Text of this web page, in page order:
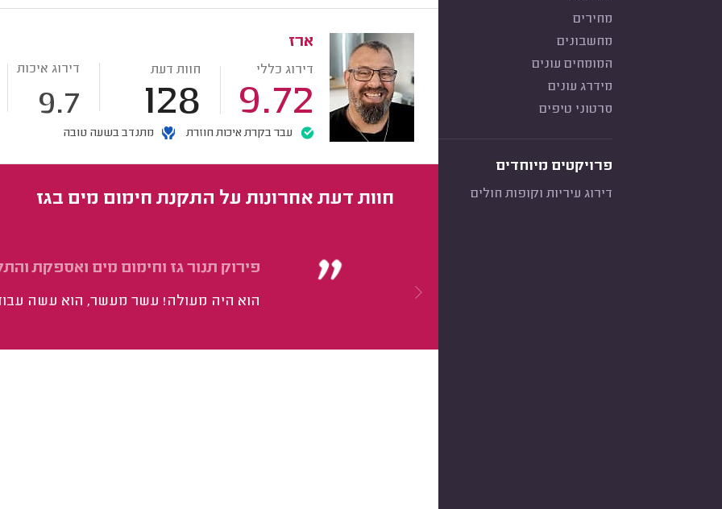
מחירים
מחשבונים
המומחים עונים
מידרג עונים
סרטוני טיפים
פרויקטים מיוחדים
דירוג עיריות וקופות חולים
ארז
דירוג כללי
9.72
חוות דעת
128
דירוג איכות
9.7
עבר בקרת איכות חוזרת מתנדב בשעה טובה
חוות דעת אחרונות על התקנת חימום מים בגז
פירוק תנור גז וחימום מים ואספקת
הוא היה מעולה! עשר מעשר, הוא עשה